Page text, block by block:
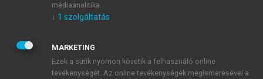
JELSZÓ
médiaanalitika.
↓ 1 szolgáltatás
MARKETING
Ezek a sütik nyomon követik a felhasználó online
tevékenységét. Az online tevékenységek megismerésével a